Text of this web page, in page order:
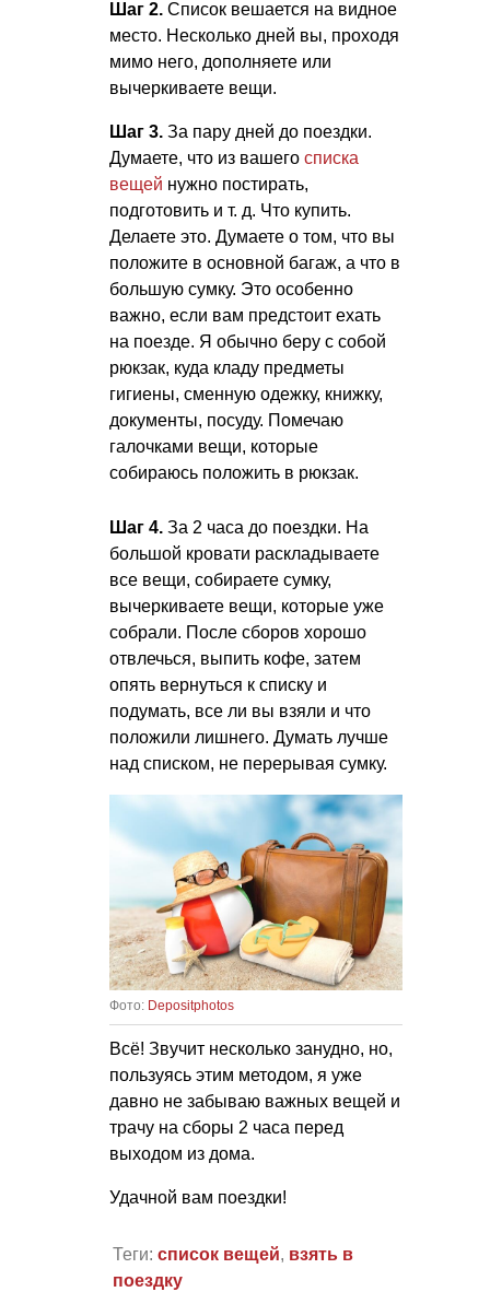
Шаг 2. Список вешается на видное
место. Несколько дней вы, проходя
мимо него, дополняете или
вычеркиваете вещи.
Шаг 3. За пару дней до поездки.
Думаете, что из вашего списка
вещей нужно постирать,
подготовить и т. д. Что купить.
Делаете это. Думаете о том, что вы
положите в основной багаж, а что в
большую сумку. Это особенно
важно, если вам предстоит ехать
на поезде. Я обычно беру с собой
рюкзак, куда кладу предметы
гигиены, сменную одежку, книжку,
документы, посуду. Помечаю
галочками вещи, которые
собираюсь положить в рюкзак.
Шаг 4. За 2 часа до поездки. На
большой кровати раскладываете
все вещи, собираете сумку,
вычеркиваете вещи, которые уже
собрали. После сборов хорошо
отвлечься, выпить кофе, затем
опять вернуться к списку и
подумать, все ли вы взяли и что
положили лишнего. Думать лучше
над списком, не перерывая сумку.
Фото: Depositphotos
Всё! Звучит несколько занудно, но,
пользуясь этим методом, я уже
давно не забываю важных вещей и
трачу на сборы 2 часа перед
выходом из дома.
Удачной вам поездки!
Теги: список вещей, взять в
поездку